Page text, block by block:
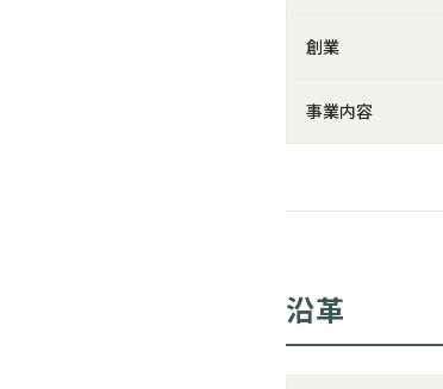
創業
事業内容
沿革